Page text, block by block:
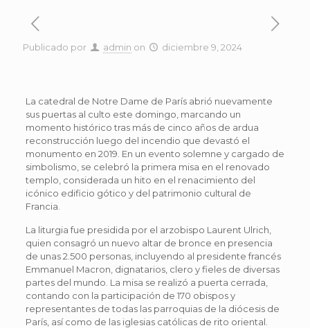
Publicado por admin on diciembre 9, 2024
La catedral de Notre Dame de París abrió nuevamente
sus puertas al culto este domingo, marcando un
momento histórico tras más de cinco años de ardua
reconstrucción luego del incendio que devastó el
monumento en 2019. En un evento solemne y cargado de
simbolismo, se celebró la primera misa en el renovado
templo, considerada un hito en el renacimiento del
icónico edificio gótico y del patrimonio cultural de
Francia.
La liturgia fue presidida por el arzobispo Laurent Ulrich,
quien consagró un nuevo altar de bronce en presencia
de unas 2.500 personas, incluyendo al presidente francés
Emmanuel Macron, dignatarios, clero y fieles de diversas
partes del mundo. La misa se realizó a puerta cerrada,
contando con la participación de 170 obispos y
representantes de todas las parroquias de la diócesis de
París, así como de las iglesias católicas de rito oriental.